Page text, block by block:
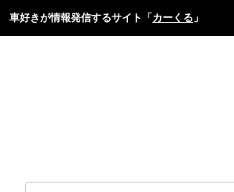
車好きが情報発信するサイト「 カーくる 」